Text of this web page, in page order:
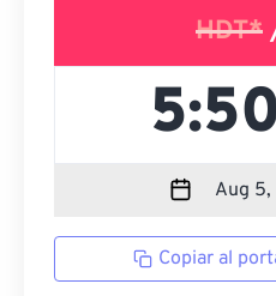
HDT*
Copiar al